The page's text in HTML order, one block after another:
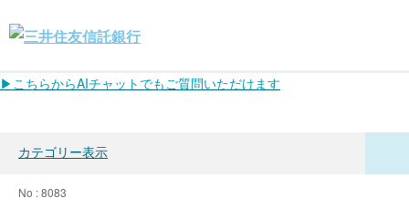
▶こちらからAIチャットでもご質問いただけます
カテゴリー表示
No : 8083